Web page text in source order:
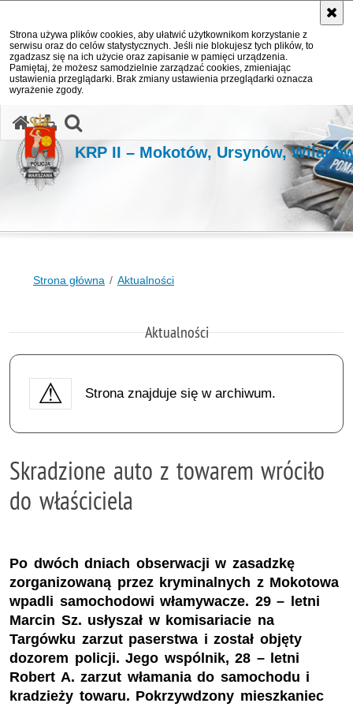
Strona używa plików cookies, aby ułatwić użytkownikom korzystanie z
serwisu oraz do celów statystycznych. Jeśli nie blokujesz tych plików, to
zgadzasz się na ich użycie oraz zapisanie w pamięci urządzenia.
Pamiętaj, że możesz samodzielnie zarządzać cookies, zmieniając
ustawienia przeglądarki. Brak zmiany ustawienia przeglądarki oznacza
wyrażenie zgody.
KRP II – Mokotów, Ursynów,
Strona główna Aktualności
Aktualności
Strona znajduje się w archiwum.
Skradzione auto z towarem wróciło
do właściciela
Po dwóch dniach obserwacji w zasadzkę
zorganizowaną przez kryminalnych z Mokotowa
wpadli samochodowi włamywacze. 29 – letni
Marcin Sz. usłyszał w komisariacie na
Targówku zarzut paserstwa i został objęty
dozorem policji. Jego wspólnik, 28 – letni
Robert A. zarzut włamania do samochodu i
kradzieży towaru. Pokrzywdzony mieszkaniec